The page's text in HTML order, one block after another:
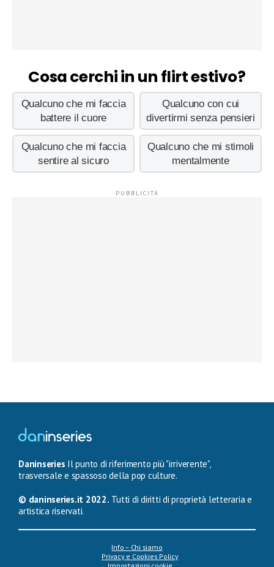
Cosa cerchi in un flirt estivo?
Qualcuno che mi faccia
battere il cuore
Qualcuno con cui
divertirmi senza pensieri
Qualcuno che mi faccia
sentire al sicuro
Qualcuno che mi stimoli
mentalmente
Daninseries Il punto di riferimento più "irriverente",
trasversale e spassoso della pop culture.
© daninseries.it 2022. Tutti di diritti di proprietà letteraria e
artistica riservati.
Info – Chi siamo
Privacy e Cookies Policy